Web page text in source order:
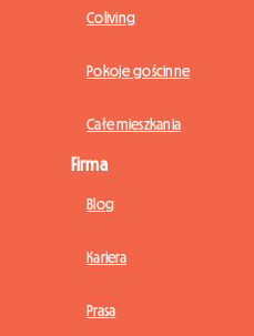
Coliving
Pokoje gościnne
Całe mieszkania
Firma
Blog
Kariera
Prasa